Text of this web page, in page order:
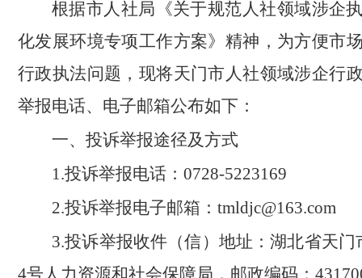
根据市人社局《关于规范人社领域涉企
化发展环境专项工作方案》精神，为方便市
行政执法问题，现将天门市人社领域涉企行
举报电话、电子邮箱公布如下：
一、投诉举报途径及方式
1.投诉举报电话：0728-5223169
2.投诉举报电子邮箱：tmldjc@163.com
3.投诉举报收件（信）地址：湖北省天门
4号人力资源和社会保障局，邮政编码：